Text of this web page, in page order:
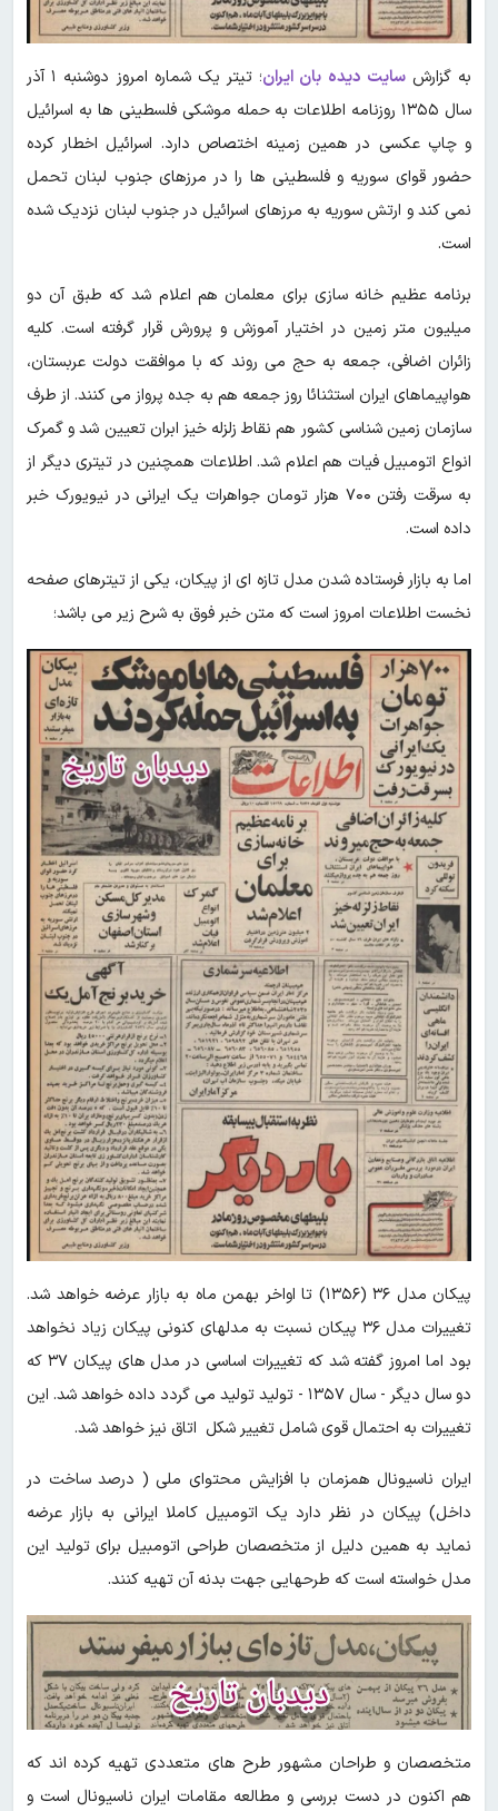
به گزارشسایت دیده بان ایران
؛ تیتر یک شماره امروز دوشنبه ۱ آذر
سال ۱۳۵۵ روزنامه اطلاعات به حمله موشکی فلسطینی ها به اسرائیل
و چاپ‌ عکسی در همین زمینه اختصاص دارد. اسرائیل اخطار کرده
حضور قوای سوریه و فلسطینی ها را در مرزهای جنوب لبنان تحمل
نمی کند و ارتش سوریه به مرزهای اسرائیل در جنوب لبنان نزدیک شده
است.
برنامه عظیم خانه سازی برای معلمان هم اعلام‌ شد که طبق آن دو
میلیون متر زمین در اختیار آموزش و پرورش قرار گرفته است. کلیه
زائران اضافی، جمعه به حج می روند که با موافقت دولت عربستان،
هواپیماهای ایران استثنائا روز جمعه هم به جده پرواز می کنند. از طرف
سازمان زمین شناسی کشور هم نقاط زلزله خیز ابران تعیین شد و گمرک
انواع اتومبیل فیات هم اعلام‌ شد. اطلاعات همچنین در تیتری دیگر از
به سرقت رفتن ۷۰۰ هزار تومان جواهرات یک ایرانی در نیویورک خبر
داده است.
اما به بازار فرستاده شدن مدل تازه ای از پیکان، یکی از تیترهای صفحه
نخست اطلاعات امروز است که متن خبر فوق به شرح زیر می باشد؛
پیکان مدل ۳۶ (۱۳۵۶) تا اواخر بهمن ماه به بازار عرضه خواهد شد.
تغییرات مدل ۳۶ پیکان نسبت به مدلهای کنونی پیکان زیاد نخواهد
بود اما امروز گفته شد که تغییرات اساسی در مدل های پیکان ۳۷ که
دو سال دیگر - سال ۱۳۵۷ - تولید تولید می گردد داده خواهد شد. این
تغییرات به احتمال قوی شامل تغییر شکل اتاق نیز خواهد شد.
ایران ناسیونال همزمان با افزایش محتوای ملی ( درصد ساخت در
داخل) پیکان در نظر دارد یک اتومبیل کاملا ایرانی به بازار عرضه
نماید به همین دلیل از متخصصان طراحی اتومبیل برای تولید این
مدل خواسته است که طرحهایی جهت بدنه آن تهیه کنند.
متخصصان و طراحان مشهور طرح های متعددی تهیه کرده اند که
هم اکنون در دست بررسی و مطالعه مقامات ایران‌ ناسیونال است و